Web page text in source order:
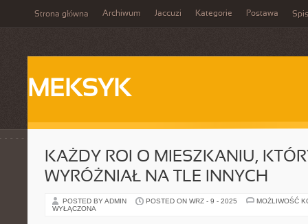
Strona główna Archiwum Jaccuzi Kategorie Postawa
MEKSYK
KAŻDY ROI O MIESZKANIU,
WYRÓŻNIAŁ NA TLE INNYCH
POSTED BY ADMIN POSTED ON WRZ - 9 - 2025
MOŻLIWOŚĆ
WYŁĄCZONA